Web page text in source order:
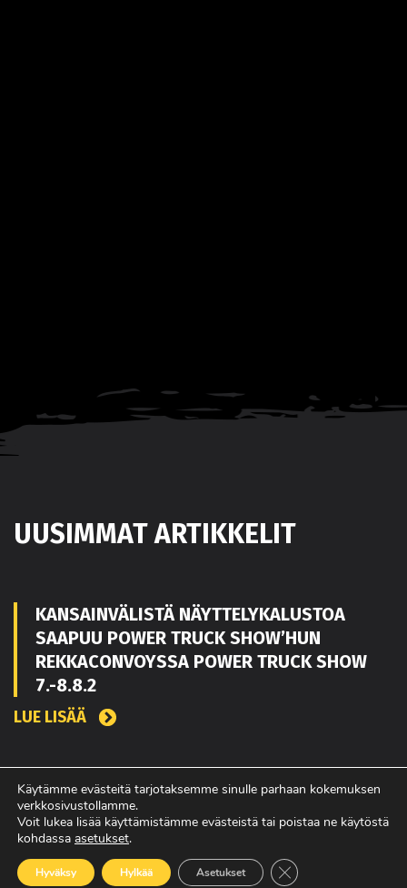
UUSIMMAT ARTIKKELIT
KANSAINVÄLISTÄ NÄYTTELYKALUSTOA
SAAPUU POWER TRUCK SHOW’HUN
REKKACONVOYSSA POWER TRUCK SHOW
7.-8.8.2
LUE LISÄÄ
TOUKO KAAKKO VAHVISTAMAAN MATEKON
MYYNTIÄ PIRKANMAALLA
LUE LISÄÄ
Käytämme evästeitä tarjotaksemme sinulle parhaan kokemuksen
verkkosivustollamme.
Voit lukea lisää käyttämistämme evästeistä tai poistaa ne käytöstä
kohdassa asetukset.
Hyväksy Hylkää Asetukset Sulje evästebanneri